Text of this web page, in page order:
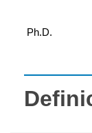
Ph.D.